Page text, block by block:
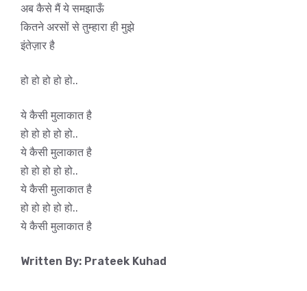
अब कैसे मैं ये समझाऊँ
कितने अरसों से तुम्हारा ही मुझे
इंतेज़ार है
हो हो हो हो हो..
ये कैसी मुलाकात है
हो हो हो हो हो..
ये कैसी मुलाकात है
हो हो हो हो हो..
ये कैसी मुलाकात है
हो हो हो हो हो..
ये कैसी मुलाकात है
Written By: Prateek Kuhad